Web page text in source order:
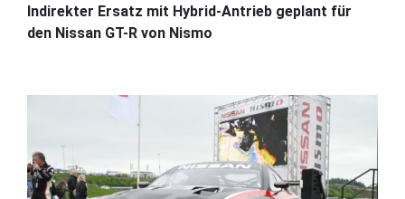
Indirekter Ersatz mit Hybrid-Antrieb geplant für
den Nissan GT-R von Nismo